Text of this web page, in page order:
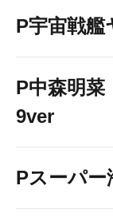
P宇宙戦艦
P中森明菜
9ver
Pスーパー